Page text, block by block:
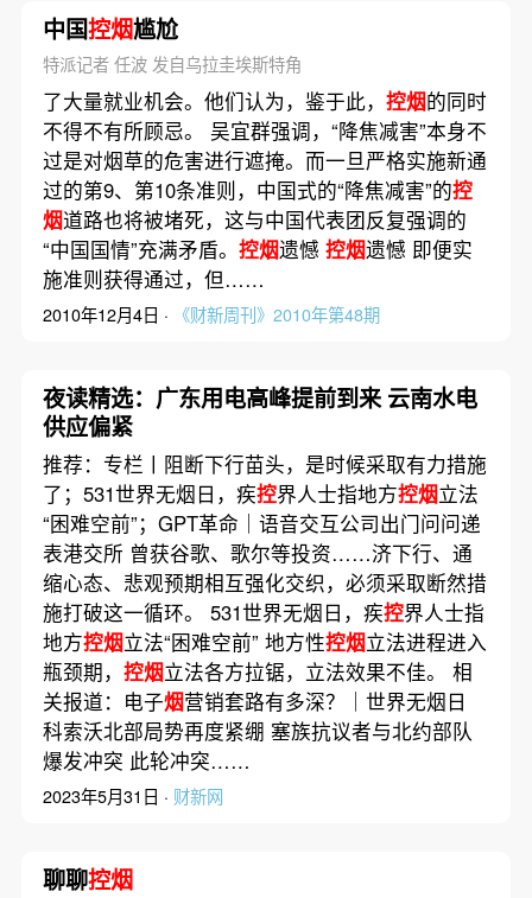
中国控烟尴尬
特派记者 任波 发自乌拉圭埃斯特角
了大量就业机会。他们认为，鉴于此， 控烟的同时
不得不有所顾忌。 吴宜群强调，“降焦减害”本身不
过是对烟草的危害进行遮掩。而一旦严格实施新通
过的第9、第10条准则，中国式的“降焦减害”的控
烟道路也将被堵死，这与中国代表团反复强调的
“中国国情”充满矛盾。 控烟遗憾 控烟遗憾 即便实
施准则获得通过，但……
2010年12月4日 · 《财新周刊》2010年第48期
夜读精选：广东用电高峰提前到来 云南水电
供应偏紧
推荐：专栏丨阻断下行苗头，是时候采取有力措施
了；531世界无烟日，疾控界人士指地方控烟立法
“困难空前”；GPT革命｜语音交互公司出门问问递
表港交所 曾获谷歌、歌尔等投资……济下行、通
缩心态、悲观预期相互强化交织，必须采取断然措
施打破这一循环。 531世界无烟日，疾控界人士指
地方控烟立法“困难空前” 地方性控烟立法进程进入
瓶颈期， 控烟立法各方拉锯，立法效果不佳。 相
关报道：电子烟营销套路有多深？｜世界无烟日
科索沃北部局势再度紧绷 塞族抗议者与北约部队
爆发冲突 此轮冲突……
2023年5月31日 · 财新网
聊聊控烟